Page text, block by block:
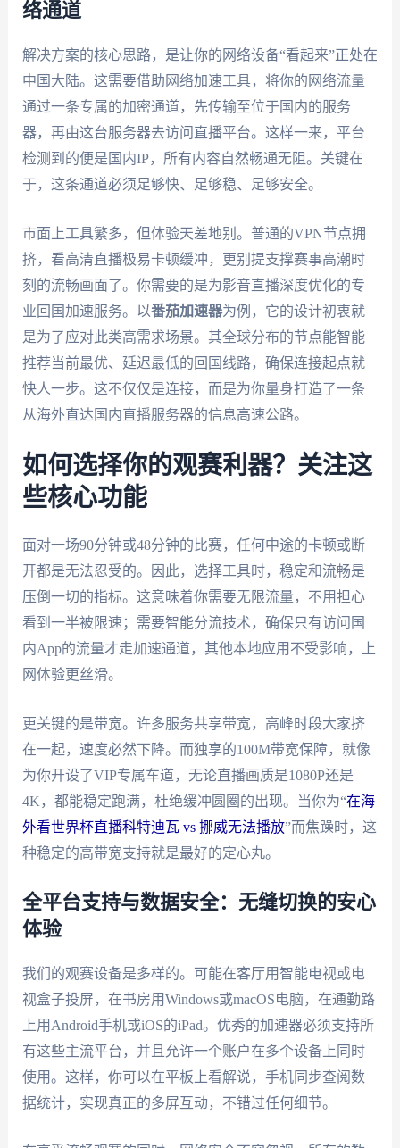
络通道
解决方案的核心思路，是让你的网络设备“看起来”正处在
中国大陆。这需要借助网络加速工具，将你的网络流量
通过一条专属的加密通道，先传输至位于国内的服务
器，再由这台服务器去访问直播平台。这样一来，平台
检测到的便是国内IP，所有内容自然畅通无阻。关键在
于，这条通道必须足够快、足够稳、足够安全。
市面上工具繁多，但体验天差地别。普通的VPN节点拥
挤，看高清直播极易卡顿缓冲，更别提支撑赛事高潮时
刻的流畅画面了。你需要的是为影音直播深度优化的专
业回国加速服务。以番茄加速器为例，它的设计初衷就
是为了应对此类高需求场景。其全球分布的节点能智能
推荐当前最优、延迟最低的回国线路，确保连接起点就
快人一步。这不仅仅是连接，而是为你量身打造了一条
从海外直达国内直播服务器的信息高速公路。
如何选择你的观赛利器？关注这
些核心功能
面对一场90分钟或48分钟的比赛，任何中途的卡顿或断
开都是无法忍受的。因此，选择工具时，稳定和流畅是
压倒一切的指标。这意味着你需要无限流量，不用担心
看到一半被限速；需要智能分流技术，确保只有访问国
内App的流量才走加速通道，其他本地应用不受影响，上
网体验更丝滑。
更关键的是带宽。许多服务共享带宽，高峰时段大家挤
在一起，速度必然下降。而独享的100M带宽保障，就像
为你开设了VIP专属车道，无论直播画质是1080P还是
4K，都能稳定跑满，杜绝缓冲圆圈的出现。当你为“在海
外看世界杯直播科特迪瓦 vs 挪威无法播放”而焦躁时，这
种稳定的高带宽支持就是最好的定心丸。
全平台支持与数据安全：无缝切换的安心
体验
我们的观赛设备是多样的。可能在客厅用智能电视或电
视盒子投屏，在书房用Windows或macOS电脑，在通勤路
上用Android手机或iOS的iPad。优秀的加速器必须支持所
有这些主流平台，并且允许一个账户在多个设备上同时
使用。这样，你可以在平板上看解说，手机同步查阅数
据统计，实现真正的多屏互动，不错过任何细节。